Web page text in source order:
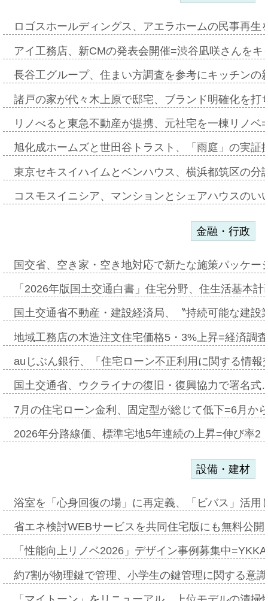
ロゴスホールディングス、アエラホームの民事再
アイ工務店、新CMの発表会開催=渋谷凪咲さんを
長谷工グループ、住まい方調査を参考にキッチン
諸戸の家が代々木上原で邸宅、ブランド明確化を
リノべると東急不動産が提携、元社宅を一棟リノ
旭化成ホームズと世田谷トラスト、「雨庭」の実
東京セキスイハイムとベンハウス、横浜都筑区の
コスモスイニシア、マンションとシェアハウスの
金融・行政
国交省、空き家・空き地対応で新たな施策パッケ
「2026年版国土交通白書」住宅分野、住生活基本
国土交通省不動産・建設経済局、〝持続可能な建
地域工務店の木造注文住宅価格5・3%上昇=経済調
auじぶん銀行、「住宅ローン不正利用に関する情
国土交通省、ウクライナの復旧・復興協力で署名
7月の住宅ローン金利、固定型が総じて低下=6月か
2026年分路線価、標準宅地5年連続の上昇=伸び率
設備・建材
浴室を「心身回復の場」に再定義、「ビバス」活
省エネ検討WEBサービスを共同住宅版にも無料公
「性能向上リノベ2026」デザイン事例募集中
約7割が物理鍵で管理、小学生の鍵管理に関する意